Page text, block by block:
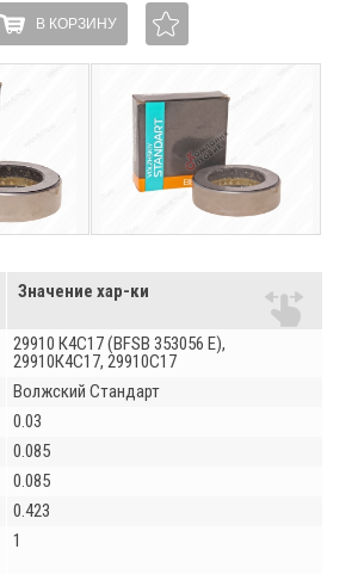
В КОРЗИНУ
Значение хар-ки
29910 К4С17 (BFSB 353056 E),
29910К4С17, 29910С17
Волжский Стандарт
0.03
0.085
0.085
0.423
1